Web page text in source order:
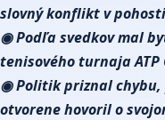
slovný konflikt v
◉ Podľa svedkov mal
tenisového turnaja ATP
◉ Politik priznal chybu,
otvorene hovoril o